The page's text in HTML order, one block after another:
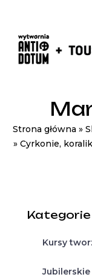
Strona główna »
» Cyrkonie,
Kursy